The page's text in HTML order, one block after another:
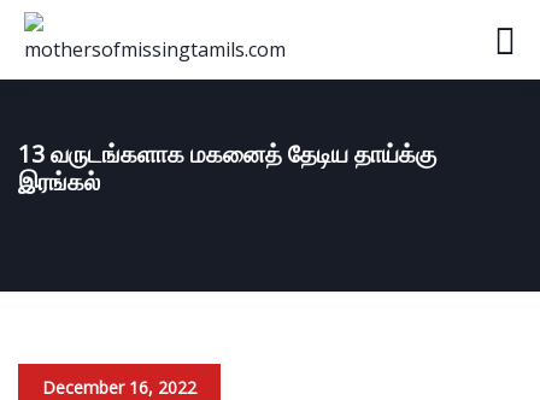
13 வருடங்களாக மகனைத் தேடிய தாய்க்கு
இரங்கல்
December 16, 2022